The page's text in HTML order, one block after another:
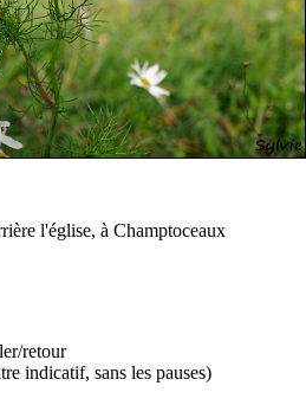
l'église, à Champtoceaux
retour
indicatif, sans les pauses)